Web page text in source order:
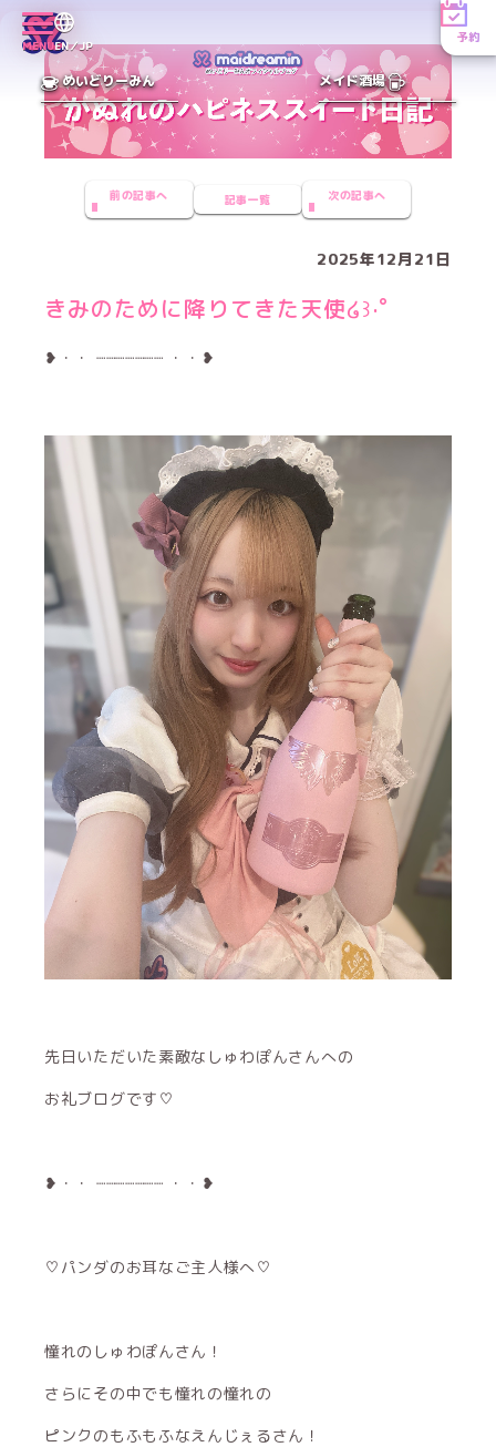
MENUEN／JP
予約
めいどりーみん メイド酒場
前の記事へ 記事一覧 次の記事へ
2025年12月21日
きみのために降りてきた天使໒꒱·ﾟ
❥・・ ┈┈┈┈┈┈┈ ・・❥
先日いただいた素敵なしゅわぽんさんへの
お礼ブログです♡
❥・・ ┈┈┈┈┈┈┈ ・・❥
♡パンダのお耳なご主人様へ♡
憧れのしゅわぽんさん！
さらにその中でも憧れの憧れの
ピンクのもふもふなえんじぇるさん！